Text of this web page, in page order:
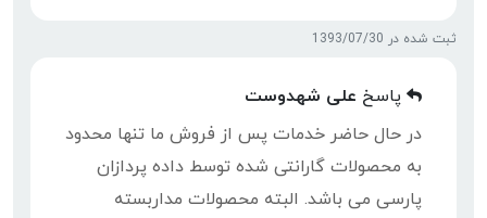
ثبت شده در 1393/07/30
پاسخ علی شهدوست
در حال حاضر خدمات پس از فروش ما تنها محدود
به محصولات گارانتی شده توسط داده پردازان
پارسی می باشد. البته محصولات مداربسته